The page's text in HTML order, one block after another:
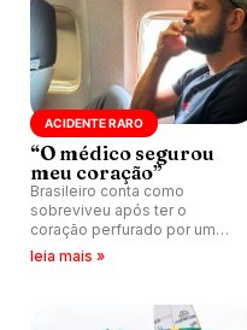
ACIDENTE RARO
“O médico segurou
meu coração”
Brasileiro conta como
sobreviveu após ter o
coração perfurado por um
peixe-agulha enquanto
leia mais »